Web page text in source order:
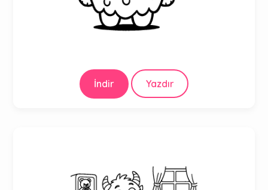
İndir Yazdır